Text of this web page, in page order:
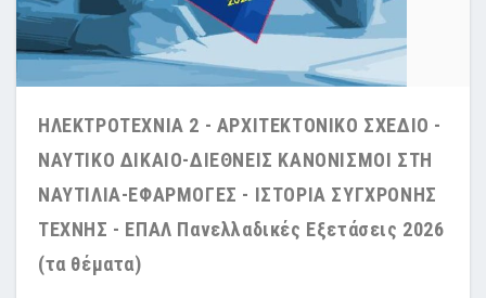
ΗΛΕΚΤΡΟΤΕΧΝΙΑ 2 - ΑΡΧΙΤΕΚΤΟΝΙΚΟ ΣΧΕΔΙΟ -
ΝΑΥΤΙΚΟ ΔΙΚΑΙΟ-ΔΙΕΘΝΕΙΣ ΚΑΝΟΝΙΣΜΟΙ ΣΤΗ
ΝΑΥΤΙΛΙΑ-ΕΦΑΡΜΟΓΕΣ - ΙΣΤΟΡΙΑ ΣΥΓΧΡΟΝΗΣ
ΤΕΧΝΗΣ - ΕΠΑΛ Πανελλαδικές Εξετάσεις 2026
(τα θέματα)